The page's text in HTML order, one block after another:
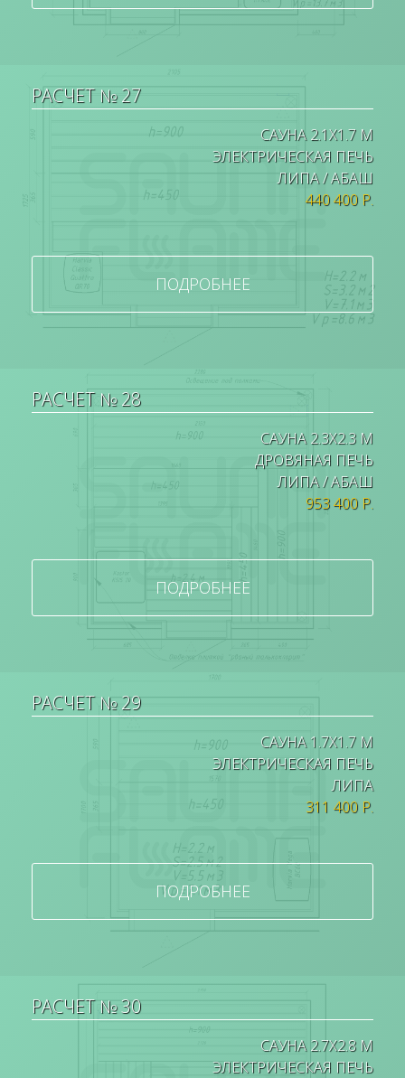
РАСЧЕТ № 27
САУНА 2.1Х1.7 М
ЭЛЕКТРИЧЕСКАЯ ПЕЧЬ
ЛИПА / АБАШ
440 400 Р.
ПОДРОБНЕЕ
РАСЧЕТ № 28
САУНА 2.3Х2.3 М
ДРОВЯНАЯ ПЕЧЬ
ЛИПА / АБАШ
953 400 Р.
ПОДРОБНЕЕ
РАСЧЕТ № 29
САУНА 1.7Х1.7 М
ЭЛЕКТРИЧЕСКАЯ ПЕЧЬ
ЛИПА
311 400 Р.
ПОДРОБНЕЕ
РАСЧЕТ № 30
САУНА 2.7Х2.8 М
ЭЛЕКТРИЧЕСКАЯ ПЕЧЬ